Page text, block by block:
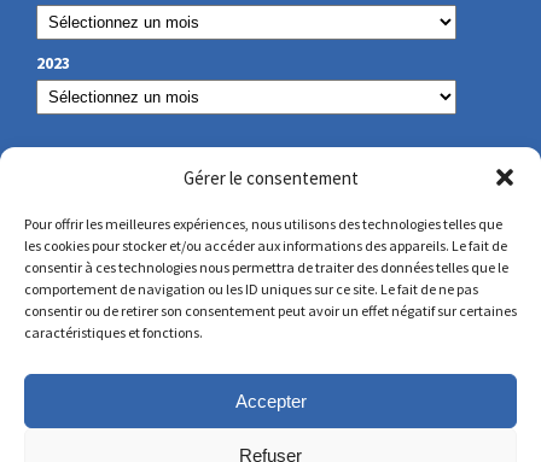
Gérer le consentement
Pour offrir les meilleures expériences, nous utilisons des technologies telles que
les cookies pour stocker et/ou accéder aux informations des appareils. Le fait de
consentir à ces technologies nous permettra de traiter des données telles que le
comportement de navigation ou les ID uniques sur ce site. Le fait de ne pas
consentir ou de retirer son consentement peut avoir un effet négatif sur certaines
caractéristiques et fonctions.
Accepter
Refuser
2023
NOS COORDONNÉES
secretariat@lamennais.org
protectionenfance@lamennais.org